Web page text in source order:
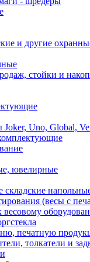
и другие
стойки и
Joker, Uno, Global,
ювелирные
складские
(весы с
печатную
толкатели и